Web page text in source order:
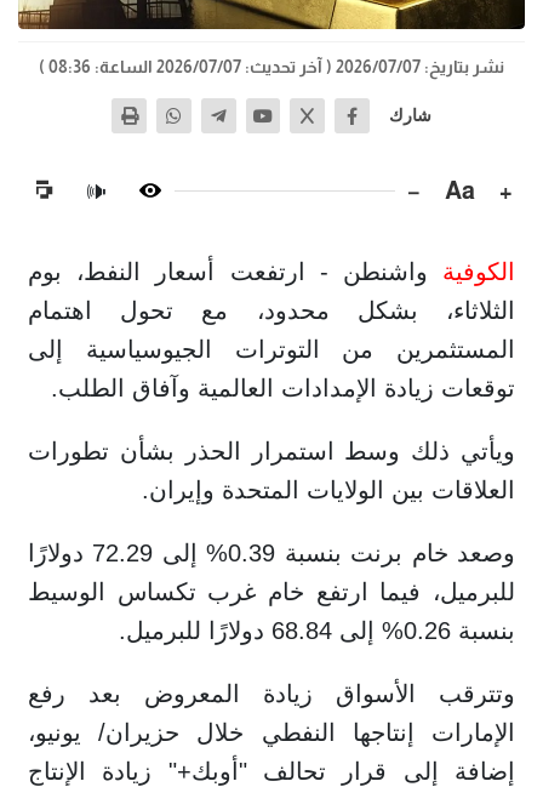
نشر بتاريخ: 2026/07/07 ( آخر تحديث: 2026/07/07 الساعة: 08:36 )
شارك
+
Aa
−
🔊
الكوفية واشنطن - ارتفعت أسعار النفط، بوم
الثلاثاء، بشكل محدود، مع تحول اهتمام
المستثمرين من التوترات الجيوسياسية إلى
توقعات زيادة الإمدادات العالمية وآفاق الطلب.
ويأتي ذلك وسط استمرار الحذر بشأن تطورات
العلاقات بين الولايات المتحدة وإيران.
وصعد خام برنت بنسبة 0.39% إلى 72.29 دولارًا
للبرميل، فيما ارتفع خام غرب تكساس الوسيط
بنسبة 0.26% إلى 68.84 دولارًا للبرميل.
وتترقب الأسواق زيادة المعروض بعد رفع
الإمارات إنتاجها النفطي خلال حزيران/ يونيو،
إضافة إلى قرار تحالف "أوبك+" زيادة الإنتاج